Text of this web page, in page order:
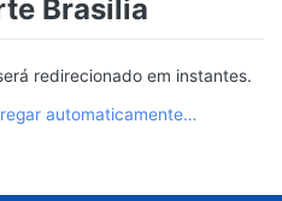
Brasília
redirecionado em instantes.
automaticamente…